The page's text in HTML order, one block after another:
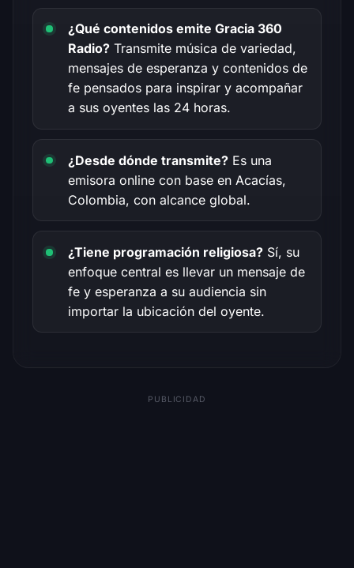
¿Qué contenidos emite Gracia 360
Radio? Transmite música de variedad,
mensajes de esperanza y contenidos de
fe pensados para inspirar y acompañar
a sus oyentes las 24 horas.
¿Desde dónde transmite? Es una
emisora online con base en Acacías,
Colombia, con alcance global.
¿Tiene programación religiosa? Sí, su
enfoque central es llevar un mensaje de
fe y esperanza a su audiencia sin
importar la ubicación del oyente.
PUBLICIDAD